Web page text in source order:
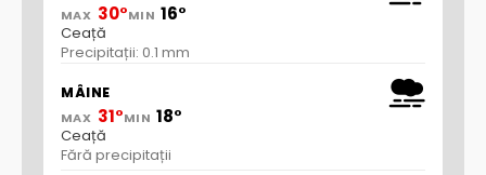
MAX 30°MIN 16°
Ceață
Precipitații: 0.1 mm
MÂINE
MAX 31°MIN 18°
Ceață
Fără precipitații